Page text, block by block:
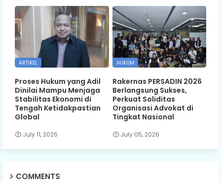
ARTIKEL
Proses Hukum yang Adil
Dinilai Mampu Menjaga
Stabilitas Ekonomi di
Tengah Ketidakpastian
Global
July 11, 2026
HUKUM
Rakernas PERSADIN 2026
Berlangsung Sukses,
Perkuat Soliditas
Organisasi Advokat di
Tingkat Nasional
July 05, 2026
COMMENTS